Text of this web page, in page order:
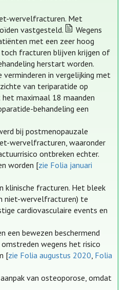
wervelfracturen. Met
vastgesteld.
Wegens
met een zeer hoog
fracturen blijven krijgen of
herstart worden.
in vergelijking met
van teriparatide op
maximaal 18 maanden
behandeling een
bij postmenopauzale
wervelfracturen, waaronder
ontbreken echter.
worden [zie Folia januari
klinische fracturen. Het bleek
niet-wervelfracturen) te
cardiovasculaire events en
een bewezen beschermend
wegens het risico
[zie Folia augustus 2020, Folia
van osteoporose, omdat